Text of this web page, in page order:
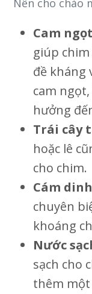
Nên cho chào
Cam
giúp
đề kháng
cam
hưởng
Trái cây
hoặc lê
cho chim.
Cám
chuyên
khoáng
Nước
sạch cho
thêm